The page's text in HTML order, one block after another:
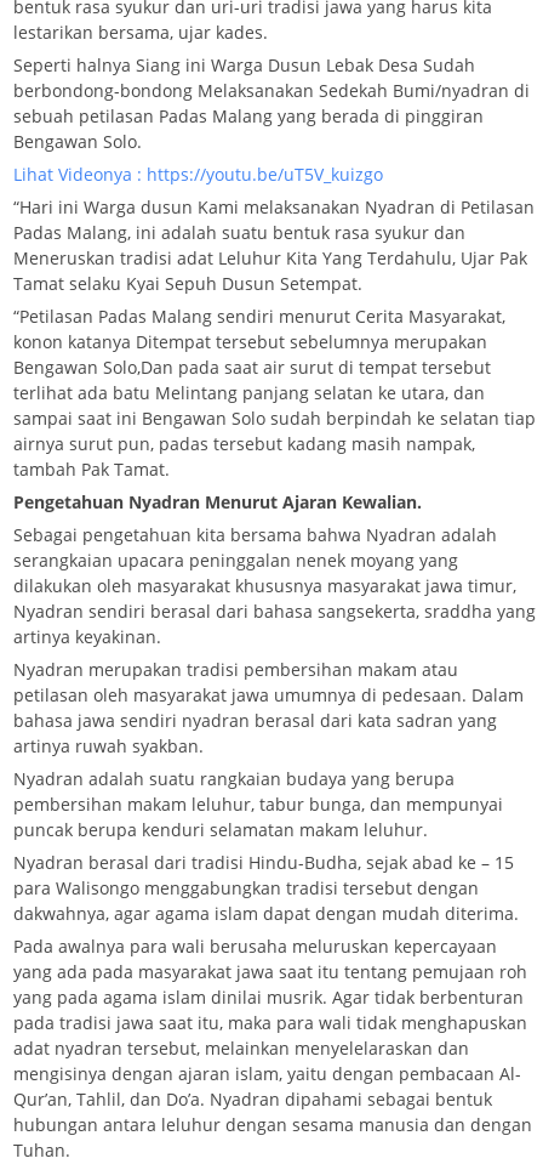
bentuk rasa syukur dan uri-uri tradisi jawa yang harus kita
lestarikan bersama, ujar kades.
Seperti halnya Siang ini Warga Dusun Lebak Desa Sudah
berbondong-bondong Melaksanakan Sedekah Bumi/nyadran di
sebuah petilasan Padas Malang yang berada di pinggiran
Bengawan Solo.
Lihat Videonya : https://youtu.be/uT5V_kuizgo
“Hari ini Warga dusun Kami melaksanakan Nyadran di Petilasan
Padas Malang, ini adalah suatu bentuk rasa syukur dan
Meneruskan tradisi adat Leluhur Kita Yang Terdahulu, Ujar Pak
Tamat selaku Kyai Sepuh Dusun Setempat.
“Petilasan Padas Malang sendiri menurut Cerita Masyarakat,
konon katanya Ditempat tersebut sebelumnya merupakan
Bengawan Solo,Dan pada saat air surut di tempat tersebut
terlihat ada batu Melintang panjang selatan ke utara, dan
sampai saat ini Bengawan Solo sudah berpindah ke selatan tiap
airnya surut pun, padas tersebut kadang masih nampak,
tambah Pak Tamat.
Pengetahuan Nyadran Menurut Ajaran Kewalian.
Sebagai pengetahuan kita bersama bahwa Nyadran adalah
serangkaian upacara peninggalan nenek moyang yang
dilakukan oleh masyarakat khususnya masyarakat jawa timur,
Nyadran sendiri berasal dari bahasa sangsekerta, sraddha yang
artinya keyakinan.
Nyadran merupakan tradisi pembersihan makam atau
petilasan oleh masyarakat jawa umumnya di pedesaan. Dalam
bahasa jawa sendiri nyadran berasal dari kata sadran yang
artinya ruwah syakban.
Nyadran adalah suatu rangkaian budaya yang berupa
pembersihan makam leluhur, tabur bunga, dan mempunyai
puncak berupa kenduri selamatan makam leluhur.
Nyadran berasal dari tradisi Hindu-Budha, sejak abad ke – 15
para Walisongo menggabungkan tradisi tersebut dengan
dakwahnya, agar agama islam dapat dengan mudah diterima.
Pada awalnya para wali berusaha meluruskan kepercayaan
yang ada pada masyarakat jawa saat itu tentang pemujaan roh
yang pada agama islam dinilai musrik. Agar tidak berbenturan
pada tradisi jawa saat itu, maka para wali tidak menghapuskan
adat nyadran tersebut, melainkan menyelelaraskan dan
mengisinya dengan ajaran islam, yaitu dengan pembacaan Al-
Qur’an, Tahlil, dan Do’a. Nyadran dipahami sebagai bentuk
hubungan antara leluhur dengan sesama manusia dan dengan
Tuhan.